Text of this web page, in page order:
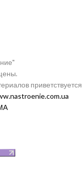
приветствуется